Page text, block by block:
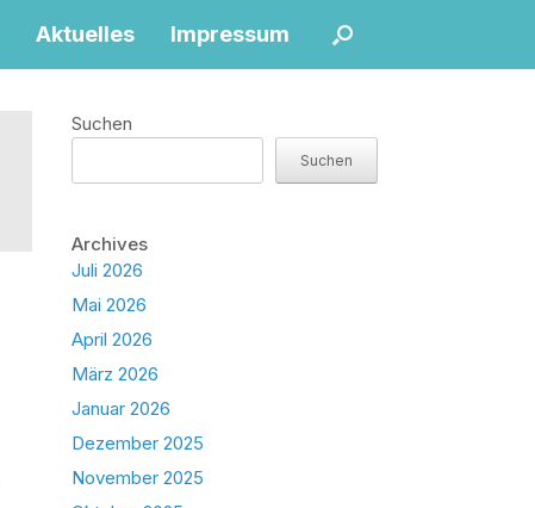
Aktuelles Impressum
Suchen
Suchen
Archives
Juli 2026
Mai 2026
April 2026
März 2026
Januar 2026
Dezember 2025
November 2025